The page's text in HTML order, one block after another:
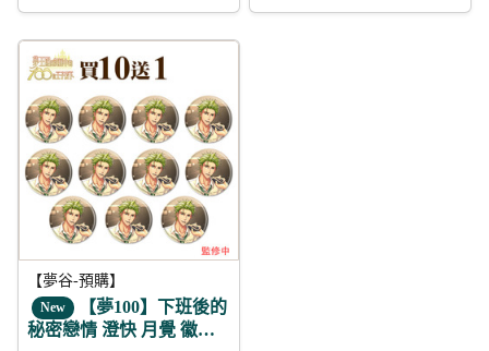
【夢谷-預購】
New 【夢100】下班後的
秘密戀情 澄快 月覺 徽章